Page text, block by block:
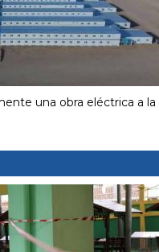
una obra eléctrica a la